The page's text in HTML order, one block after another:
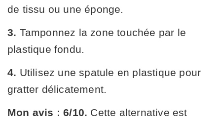
de tissu ou une éponge.
3. Tamponnez la zone touchée par le
plastique fondu.
4. Utilisez une spatule en plastique pour
gratter délicatement.
Mon avis : 6/10. Cette alternative est